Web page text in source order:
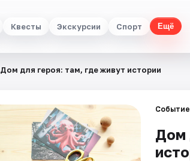
Квесты Экскурсии Спорт Ещё
Дом для героя: там, где живут истории
Событие
Дом